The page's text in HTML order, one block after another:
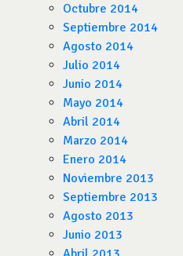
Octubre 2014
Septiembre 2014
Agosto 2014
Julio 2014
Junio 2014
Mayo 2014
Abril 2014
Marzo 2014
Enero 2014
Noviembre 2013
Septiembre 2013
Agosto 2013
Junio 2013